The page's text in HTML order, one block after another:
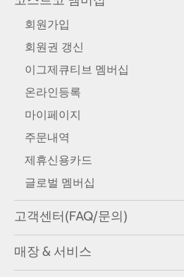
회원가입
회원권 갱신
이그제큐티브 멤버십
온라인등록
마이페이지
주문내역
제휴신용카드
글로벌 멤버십
고객센터(FAQ/문의)
매장 & 서비스